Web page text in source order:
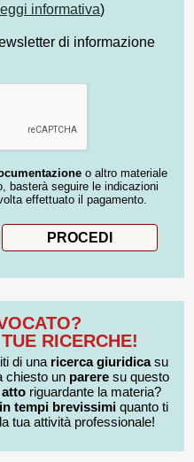
leggi informativa)
di informazione
o altro materiale
basterà seguire le indicazioni
effettuato il pagamento.
RICERCHE!
di una ricerca giuridicasu
chiesto un pareresu questo
atto riguardante la materia?
in tempi brevissimiquanto ti
tua attività professionale!